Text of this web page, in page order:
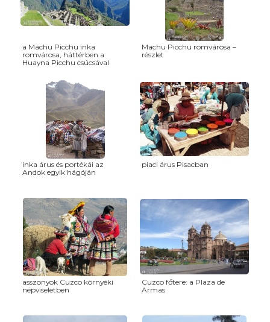
a Machu Picchu inka
romvárosa, háttérben a
Huayna Picchu csúcsával
Machu Picchu romvárosa –
részlet
inka árus és portékái az
Andok egyik hágóján
piaci árus Pisacban
asszonyok Cuzco környéki
népviseletben
Cuzco főtere: a Plaza de
Armas